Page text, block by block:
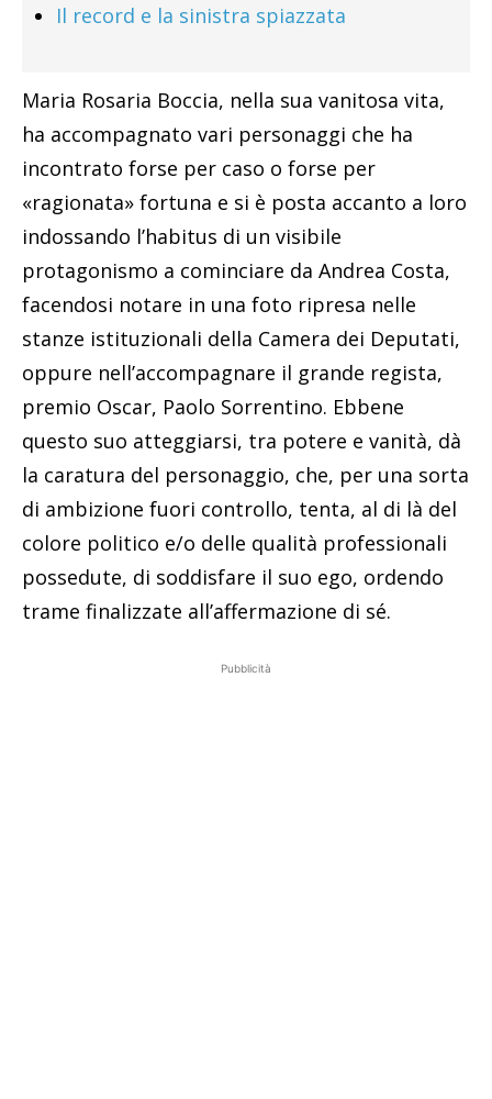
Il record e la sinistra spiazzata
Maria Rosaria Boccia, nella sua vanitosa vita,
ha accompagnato vari personaggi che ha
incontrato forse per caso o forse per
«ragionata» fortuna e si è posta accanto a loro
indossando l’habitus di un visibile
protagonismo a cominciare da Andrea Costa,
facendosi notare in una foto ripresa nelle
stanze istituzionali della Camera dei Deputati,
oppure nell’accompagnare il grande regista,
premio Oscar, Paolo Sorrentino. Ebbene
questo suo atteggiarsi, tra potere e vanità, dà
la caratura del personaggio, che, per una sorta
di ambizione fuori controllo, tenta, al di là del
colore politico e/o delle qualità professionali
possedute, di soddisfare il suo ego, ordendo
trame finalizzate all’affermazione di sé.
Pubblicità